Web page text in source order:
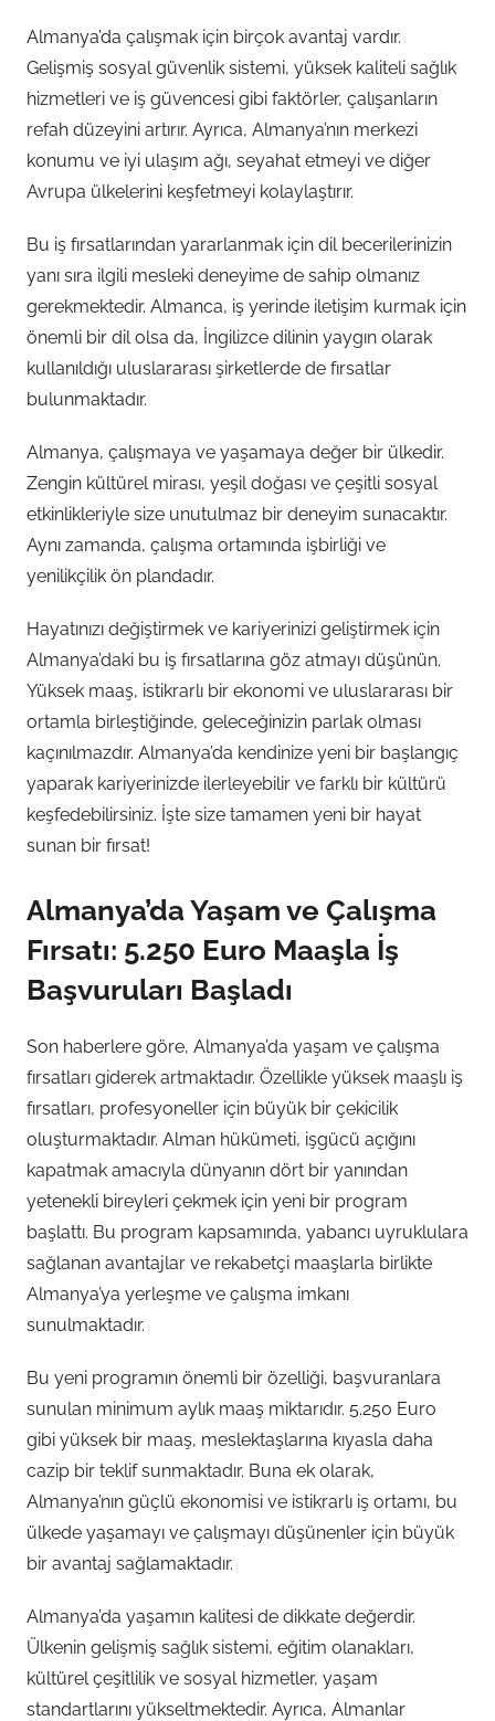
Almanya’da çalışmak için birçok avantaj vardır.
Gelişmiş sosyal güvenlik sistemi, yüksek kaliteli sağlık
hizmetleri ve iş güvencesi gibi faktörler, çalışanların
refah düzeyini artırır. Ayrıca, Almanya’nın merkezi
konumu ve iyi ulaşım ağı, seyahat etmeyi ve diğer
Avrupa ülkelerini keşfetmeyi kolaylaştırır.
Bu iş fırsatlarından yararlanmak için dil becerilerinizin
yanı sıra ilgili mesleki deneyime de sahip olmanız
gerekmektedir. Almanca, iş yerinde iletişim kurmak için
önemli bir dil olsa da, İngilizce dilinin yaygın olarak
kullanıldığı uluslararası şirketlerde de fırsatlar
bulunmaktadır.
Almanya, çalışmaya ve yaşamaya değer bir ülkedir.
Zengin kültürel mirası, yeşil doğası ve çeşitli sosyal
etkinlikleriyle size unutulmaz bir deneyim sunacaktır.
Aynı zamanda, çalışma ortamında işbirliği ve
yenilikçilik ön plandadır.
Hayatınızı değiştirmek ve kariyerinizi geliştirmek için
Almanya’daki bu iş fırsatlarına göz atmayı düşünün.
Yüksek maaş, istikrarlı bir ekonomi ve uluslararası bir
ortamla birleştiğinde, geleceğinizin parlak olması
kaçınılmazdır. Almanya’da kendinize yeni bir başlangıç
yaparak kariyerinizde ilerleyebilir ve farklı bir kültürü
keşfedebilirsiniz. İşte size tamamen yeni bir hayat
sunan bir fırsat!
Almanya’da Yaşam ve Çalışma
Fırsatı: 5.250 Euro Maaşla İş
Başvuruları Başladı
Son haberlere göre, Almanya’da yaşam ve çalışma
fırsatları giderek artmaktadır. Özellikle yüksek maaşlı iş
fırsatları, profesyoneller için büyük bir çekicilik
oluşturmaktadır. Alman hükümeti, işgücü açığını
kapatmak amacıyla dünyanın dört bir yanından
yetenekli bireyleri çekmek için yeni bir program
başlattı. Bu program kapsamında, yabancı uyruklulara
sağlanan avantajlar ve rekabetçi maaşlarla birlikte
Almanya’ya yerleşme ve çalışma imkanı
sunulmaktadır.
Bu yeni programın önemli bir özelliği, başvuranlara
sunulan minimum aylık maaş miktarıdır. 5.250 Euro
gibi yüksek bir maaş, meslektaşlarına kıyasla daha
cazip bir teklif sunmaktadır. Buna ek olarak,
Almanya’nın güçlü ekonomisi ve istikrarlı iş ortamı, bu
ülkede yaşamayı ve çalışmayı düşünenler için büyük
bir avantaj sağlamaktadır.
Almanya’da yaşamın kalitesi de dikkate değerdir.
Ülkenin gelişmiş sağlık sistemi, eğitim olanakları,
kültürel çeşitlilik ve sosyal hizmetler, yaşam
standartlarını yükseltmektedir. Ayrıca, Almanlar